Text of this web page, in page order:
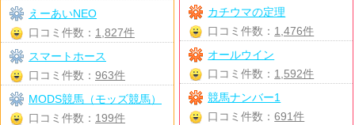
カチウマの定理
口コミ件数： 1,476件
オールウイン
口コミ件数： 1,592件
競馬ナンバー1
口コミ件数：691件
えーあいNEO
口コミ件数： 1,827件
スマートホース
口コミ件数： 963件
MODS競馬（モッズ競馬）
口コミ件数： 199件